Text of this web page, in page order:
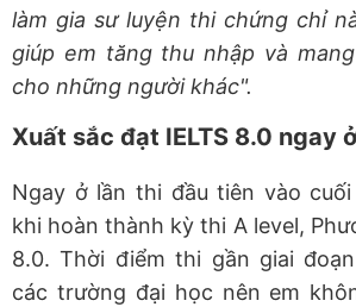
làm gia sư luyện thi chứng chỉ
giúp em tăng thu nhập và
cho những người khác".
Xuất sắc đạt IELTS 8.0 ngay
Ngay ở lần thi đầu tiên vào cuối
khi hoàn thành kỳ thi A level,
8.0. Thời điểm thi gần giai
các trường đại học nên em